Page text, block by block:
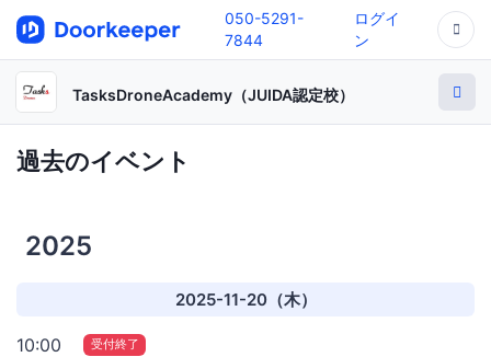
050-5291-
7844
ログイ
ン
TasksDroneAcademy（JUIDA認定校）
過去のイベント
2025
2025-11-20（木）
10:00 受付終了